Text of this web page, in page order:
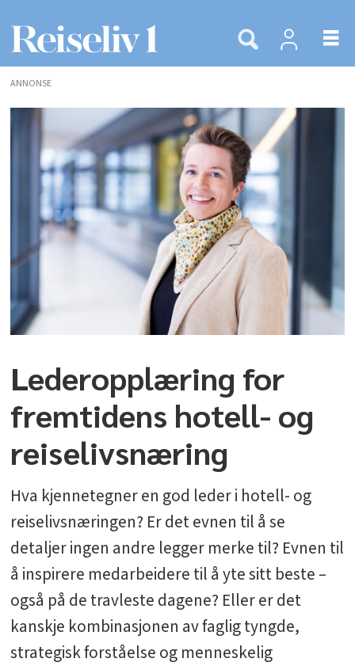
ANNONSE
Lederopplæring for
fremtidens hotell- og
reiselivsnæring
Hva kjennetegner en god leder i hotell- og
reiselivsnæringen? Er det evnen til å se
detaljer ingen andre legger merke til? Evnen til
å inspirere medarbeidere til å yte sitt beste –
også på de travleste dagene? Eller er det
kanskje kombinasjonen av faglig tyngde,
strategisk forståelse og menneskelig